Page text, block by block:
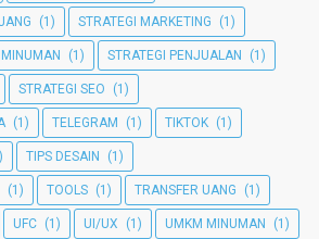
(1) STRATEGI MARKETING (1)
(1) STRATEGI PENJUALAN (1)
STRATEGI SEO (1)
(1) TELEGRAM (1) TIKTOK (1)
TIPS DESAIN (1)
(1) TOOLS (1) TRANSFER UANG (1)
UFC (1) UI/UX (1) UMKM MINUMAN (1)